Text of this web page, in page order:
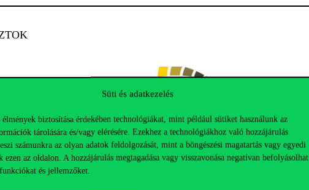
Süti és adatkezelés
biztosítása érdekében technológiákat, mint például sütiket használunk az
tárolására és/vagy elérésére. Ezekhez a technológiákhoz való hozzájárulás
számunkra az olyan adatok feldolgozását, mint a böngészési magatartás vagy egyedi
ezen az oldalon. A hozzájárulás megtagadása vagy visszavonása negatívan befolyásolhat
és jellemzőket.
– Veress
Videó party: Klímapolitikai